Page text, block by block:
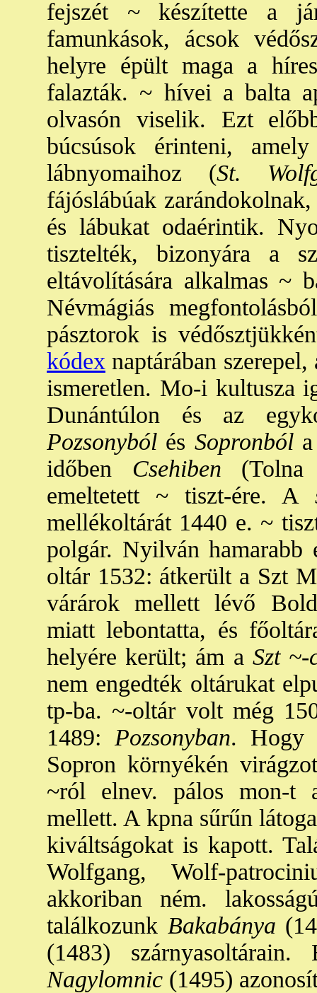
fejszét ~ készítette a
famunkások, ácsok
helyre épült maga a
falazták. ~ hívei a balta
olvasón viselik. Ezt
búcsúsok érinteni,
lábnyomaihoz (St.
fájóslábúak
és lábukat odaérintik.
tisztelték, bizonyára a
eltávolítására alkalmas ~
Névmágiás
pásztorok is
kódex naptárában
ismeretlen. Mo-i kultusza
Dunántúlon és az
Pozsonyból és Sopronbóla
időben Csehiben
emeltetett ~ tiszt-ére. A
mellékoltárát 1440 e. ~
polgár. Nyilván
oltár 1532: átkerült a Szt
várárok mellett lévő
miatt lebontatta, és
helyére került; ám a Szt ~-
nem engedték oltárukat
tp-ba. ~-oltár volt még
1489: Pozsonyban. Hogy
Sopron környékén
~ról elnev. pálos mon-t
mellett. A kpna sűrűn
kiváltságokat is kapott.
Wolfgang, Wolf-
akkoriban ném.
találkozunk Bakabánya
(1483) szárnyasoltárain.
Nagylomnic (1495)